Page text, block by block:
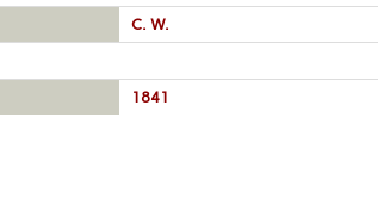
C. W.
1841